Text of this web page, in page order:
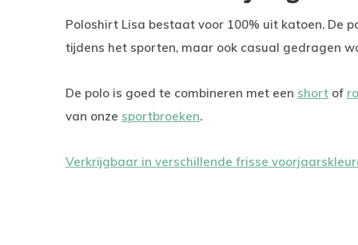
Poloshirt Lisa bestaat voor 100% uit katoen. De
tijdens het sporten, maar ook casual gedragen
De polo is goed te combineren met een short of
van onze sportbroeken.
Verkrijgbaar in verschillende frisse